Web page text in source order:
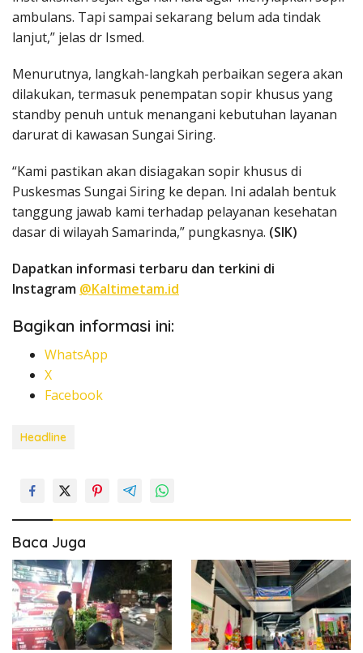
ambulans. Tapi sampai sekarang belum ada tindak
lanjut,” jelas dr Ismed.
Menurutnya, langkah-langkah perbaikan segera akan
dilakukan, termasuk penempatan sopir khusus yang
standby penuh untuk menangani kebutuhan layanan
darurat di kawasan Sungai Siring.
“Kami pastikan akan disiagakan sopir khusus di
Puskesmas Sungai Siring ke depan. Ini adalah bentuk
tanggung jawab kami terhadap pelayanan kesehatan
dasar di wilayah Samarinda,” pungkasnya. (SIK)
Dapatkan informasi terbaru dan terkini di
Instagram @Kaltimetam.id
Bagikan informasi ini:
WhatsApp
X
Facebook
Headline
Baca Juga